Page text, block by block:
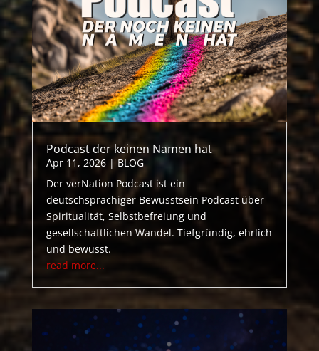
Podcast der keinen Namen hat
Apr 11, 2026| BLOG
Der verNation Podcast ist ein
deutschsprachiger Bewusstsein Podcast über
Spiritualität, Selbstbefreiung und
gesellschaftlichen Wandel. Tiefgründig, ehrlich
und bewusst.
read more...